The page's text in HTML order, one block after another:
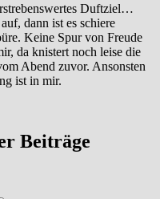
Duftziel…
dann ist es schiere
Keine Spur von Freude
da knistert noch leise die
Abend zuvor. Ansonsten
ist in mir.
Beiträge